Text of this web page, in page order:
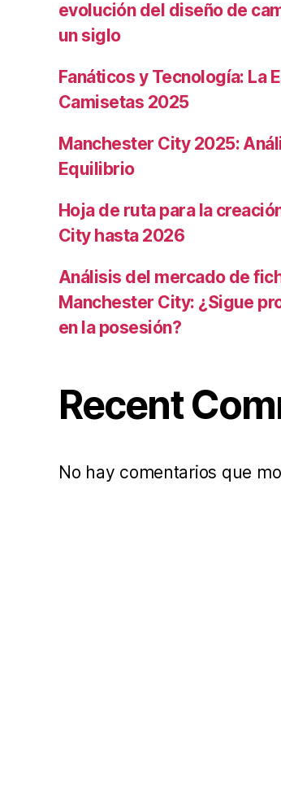
evolución del diseño de
un siglo
Fanáticos y Tecnología: La
Camisetas 2025
Manchester City 2025:
Equilibrio
Hoja de ruta para la
City hasta 2026
Análisis del mercado de
Manchester City: ¿Sigue
en la posesión?
Recent
No hay comentarios que